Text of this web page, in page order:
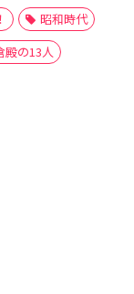
昭和時代
殿の13人